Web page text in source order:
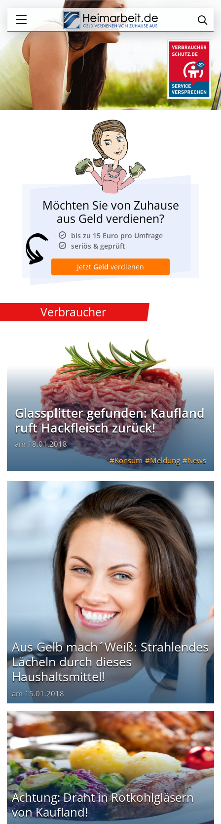
Möchten Sie von Zuhause
aus Geld verdienen?
bis zu 15 Euro pro Umfrage
seriös & geprüft
Jetzt Geld verdienen
Verbraucher
Glassplitter gefunden: Kaufland
ruft Hackfleisch zurück!
am 18.01.2018
Konsum
Meldung News
Aus Gelb mach´Weiß: Strahlendes
Lächeln durch dieses
Haushaltsmittel!
am 15.01.2018
Achtung: Draht in Rotkohlgläsern
von Kaufland!